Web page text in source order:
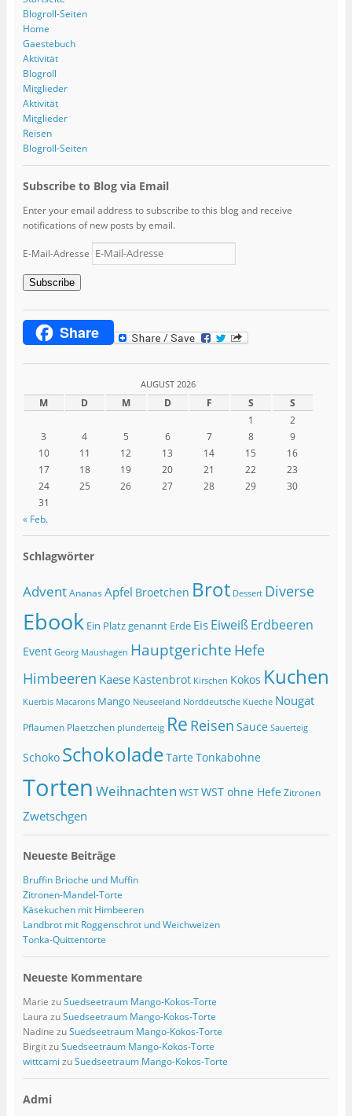
Blogroll-Seiten
Home
Gaestebuch
Aktivität
Blogroll
Mitglieder
Aktivität
Mitglieder
Reisen
Blogroll-Seiten
Subscribe to Blog via Email
Enter your email address to subscribe to this blog and receive
notifications of new posts by email.
E-Mail-Adresse
Subscribe
Share
AUGUST 2026
M D M D F S
S
1
2
3
4 5 6 7 8
9
10
11 12 13 14 15
16
17
18 19 20 21 22
23
24
25 26 27 28 29
30
31
« Feb.
Schlagwörter
Advent Ananas Apfel Broetchen Brot Dessert Diverse
Ebook Ein Platz genannt Erde Eis Eiweiß Erdbeeren
Event Georg Maushagen Hauptgerichte Hefe
Himbeeren Kaese Kastenbrot Kirschen Kokos Kuchen
Kuerbis Macarons Mango Neuseeland Norddeutsche Kueche Nougat
Pflaumen Plaetzchen plunderteig Re Reisen Sauce Sauerteig
Schoko SchokoladeTarteTonkabohne
Torten Weihnachten WST WST ohne Hefe Zitronen
Zwetschgen
Neueste Beiträge
Bruffin Brioche und Muffin
Zitronen-Mandel-Torte
Käsekuchen mit Himbeeren
Landbrot mit Roggenschrot und Weichweizen
Tonka-Quittentorte
Neueste Kommentare
Marie zuSuedseetraum Mango-Kokos-Torte
Laura zuSuedseetraum Mango-Kokos-Torte
Nadine zuSuedseetraum Mango-Kokos-Torte
BirgitzuSuedseetraum Mango-Kokos-Torte
wittcami zuSuedseetraum Mango-Kokos-Torte
Admi